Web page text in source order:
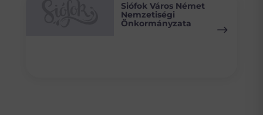
Siófok Város Német
Nemzetiségi
Önkormányzata